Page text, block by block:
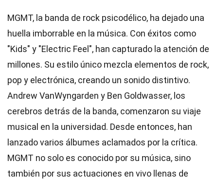
MGMT, la banda de rock psicodélico, ha dejado una
huella imborrable en la música. Con éxitos como
"Kids" y "Electric Feel", han capturado la atención de
millones. Su estilo único mezcla elementos de rock,
pop y electrónica, creando un sonido distintivo.
Andrew VanWyngarden y Ben Goldwasser, los
cerebros detrás de la banda, comenzaron su viaje
musical en la universidad. Desde entonces, han
lanzado varios álbumes aclamados por la crítica.
MGMT no solo es conocido por su música, sino
también por sus actuaciones en vivo llenas de